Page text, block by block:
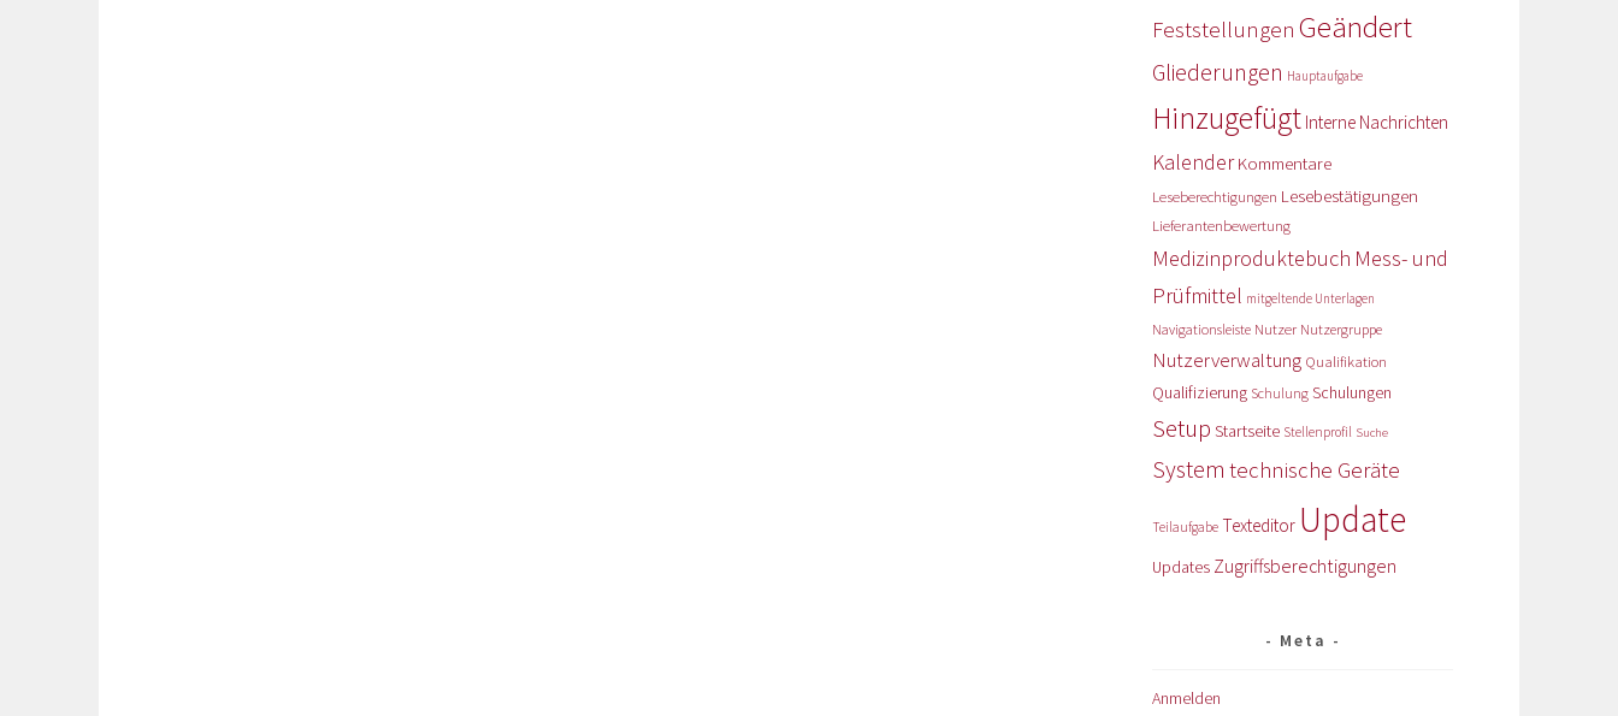
Feststellungen Geändert
Gliederungen Hauptaufgabe
Hinzugefügt Interne Nachrichten
Kalender Kommentare
Leseberechtigungen Lesebestätigungen
Lieferantenbewertung
Medizinproduktebuch Mess- und
Prüfmittel mitgeltende Unterlagen
Navigationsleiste Nutzer Nutzergruppe
Nutzerverwaltung Qualifikation
Qualifizierung Schulung Schulungen
Setup Startseite Stellenprofil Suche
System technische Geräte
Teilaufgabe Texteditor Update
Updates Zugriffsberechtigungen
Meta
Anmelden